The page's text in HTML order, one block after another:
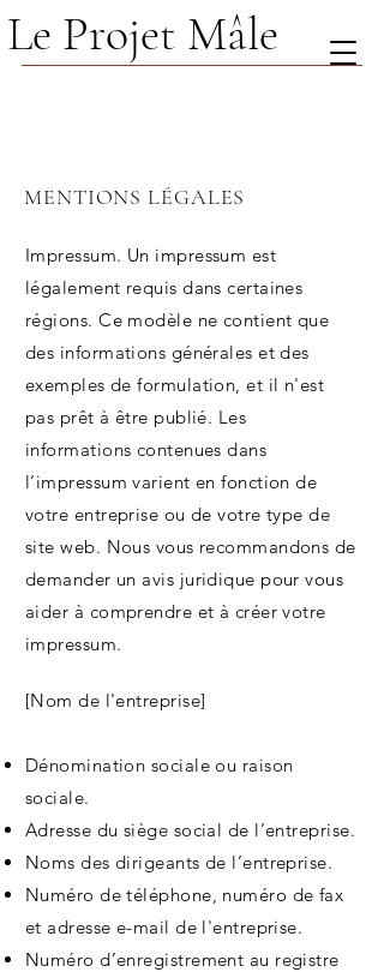
Le Projet Mâle
MENTIONS LÉGALES
Impressum. Un impressum est
légalement requis dans certaines
régions. Ce modèle ne contient que
des informations générales et des
exemples de formulation, et il n'est
pas prêt à être publié. Les
informations contenues dans
l’impressum varient en fonction de
votre entreprise ou de votre type de
site web. Nous vous recommandons de
demander un avis juridique pour vous
aider à comprendre et à créer votre
impressum.
[Nom de l'entreprise]
Dénomination sociale ou raison
sociale.
Adresse du siège social de l’entreprise.
Noms des dirigeants de l’entreprise.
Numéro de téléphone, numéro de fax
et adresse e-mail de l'entreprise.
Numéro d’enregistrement au registre